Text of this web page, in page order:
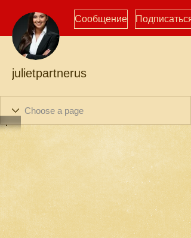
Сообщение Подписаться
julietpartnerus